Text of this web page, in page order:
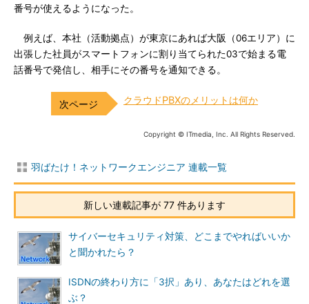
番号が使えるようになった。
例えば、本社（活動拠点）が東京にあれば大阪（06エリア）に
出張した社員がスマートフォンに割り当てられた03で始まる電
話番号で発信し、相手にその番号を通知できる。
クラウドPBXのメリットは何か
Copyright © ITmedia, Inc. All Rights Reserved.
羽ばたけ！ネットワークエンジニア 連載一覧
新しい連載記事が 77 件あります
サイバーセキュリティ対策、どこまでやればいいか
と聞かれたら？
ISDNの終わり方に「3択」あり、あなたはどれを選
ぶ？